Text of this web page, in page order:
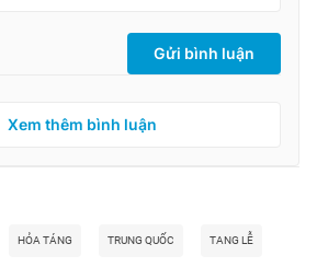
Gửi bình luận
Xem thêm bình luận
HỎA TÁNG TRUNG QUỐC TANG LỄ